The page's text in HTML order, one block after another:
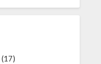
(17)